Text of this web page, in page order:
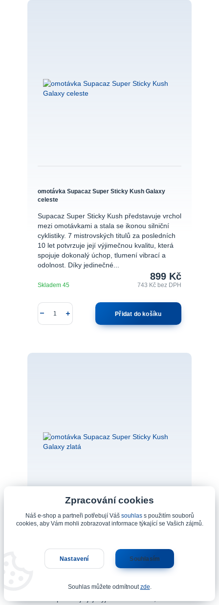
omotávka Supacaz Super Sticky Kush Galaxy
celeste
Supacaz Super Sticky Kush představuje vrchol
mezi omotávkami a stala se ikonou silniční
cyklistiky. 7 mistrovských titulů za posledních
10 let potvrzuje její výjimečnou kvalitu, která
spojuje dokonalý úchop, tlumení vibrací a
odolnost. Díky jedinečné...
899 Kč
743 Kč bez DPH
Skladem 45
Přidat do košíku
Supacaz Super Sticky Kush představuje vrchol
cyklistiky. 7 mistrovských titulů za posledních
Zpracování cookies
Náš e-shop a partneři potřebují Váš souhlass použitím souborů
cookies, aby Vám mohli zobrazovat informace týkající se Vašich zájmů.
Nastavení Souhlasím
Souhlas můžete odmítnoutzde